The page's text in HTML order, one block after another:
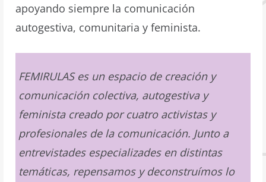
apoyando siempre la comunicación
autogestiva, comunitaria y feminista.
FEMIRULAS es un espacio de creación y
comunicación colectiva, autogestiva y
feminista creado por cuatro activistas y
profesionales de la comunicación. Junto a
entrevistades especializades en distintas
temáticas, repensamos y deconstruímos lo